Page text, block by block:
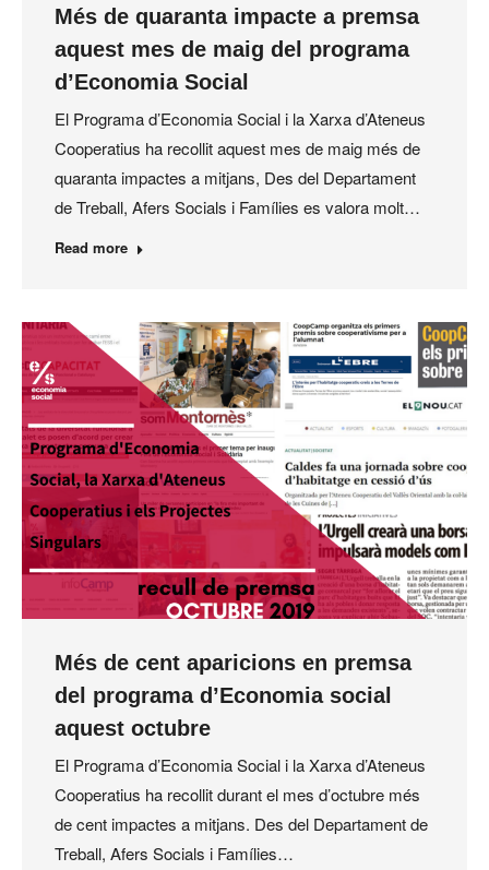
Més de quaranta impacte a premsa
aquest mes de maig del programa
d’Economia Social
El Programa d’Economia Social i la Xarxa d’Ateneus
Cooperatius ha recollit aquest mes de maig més de
quaranta impactes a mitjans, Des del Departament
de Treball, Afers Socials i Famílies es valora molt…
Read more
Més de cent aparicions en premsa
del programa d’Economia social
aquest octubre
El Programa d’Economia Social i la Xarxa d’Ateneus
Cooperatius ha recollit durant el mes d’octubre més
de cent impactes a mitjans. Des del Departament de
Treball, Afers Socials i Famílies…